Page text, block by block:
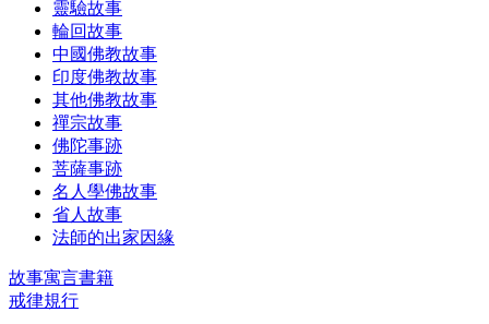
靈驗故事
輪回故事
中國佛教故事
印度佛教故事
其他佛教故事
禪宗故事
佛陀事跡
菩薩事跡
名人學佛故事
省人故事
法師的出家因緣
故事寓言書籍
戒律規行